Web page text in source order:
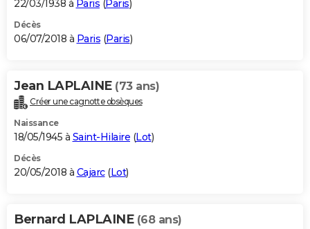
22/03/1938 à Paris (Paris)
Décès
06/07/2018 à Paris (Paris)
Jean LAPLAINE (73 ans)
Créer une cagnotte obsèques
Naissance
18/05/1945 à Saint-Hilaire (Lot)
Décès
20/05/2018 à Cajarc(Lot)
Bernard LAPLAINE (68 ans)